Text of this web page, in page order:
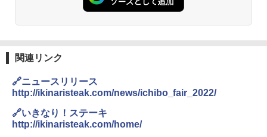
関連リンク
🔗ニュースリリース
http://ikinaristeak.com/news/ichibo_fair_2022/
🔗いきなり！ステーキ
http://ikinaristeak.com/home/